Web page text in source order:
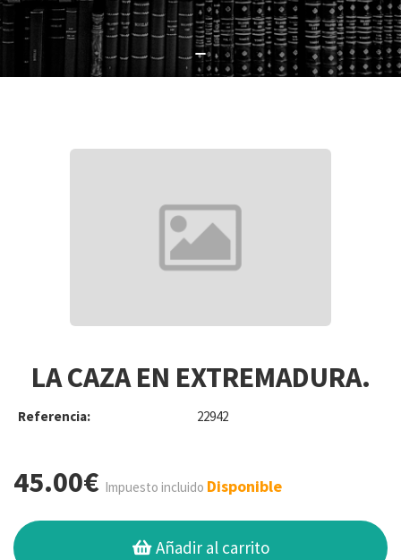
LA CAZA EN EXTREMADURA.
Referencia: 22942
45.00€ Impuesto incluido Disponible
Añadir al carrito